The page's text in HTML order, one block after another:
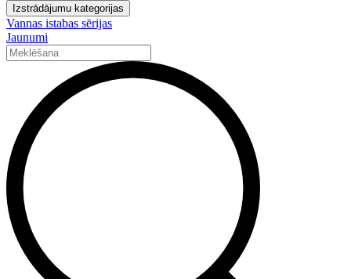
Izstrādājumu kategorijas
Vannas istabas sērijas
Jaunumi